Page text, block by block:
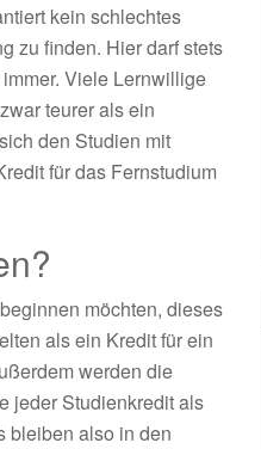
kein schlechtes
zu finden. Hier darf stets
Viele Lernwillige
teurer als ein
den Studien mit
für das Fernstudium
möchten, dieses
als ein Kredit für ein
werden die
jeder Studienkredit als
bleiben also in den